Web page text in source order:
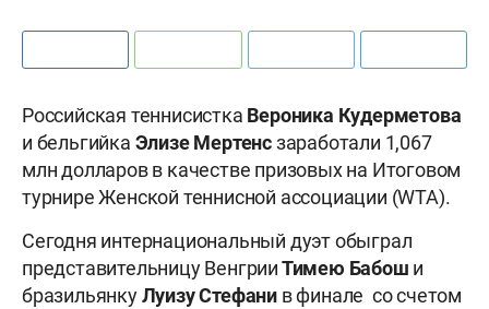
Российская теннисистка Вероника Кудерметова
и бельгийка Элизе Мертенсзаработали 1,067
млн долларов в качестве призовых на Итоговом
турнире Женской теннисной ассоциации (WTA).
Сегодня интернациональный дуэт обыграл
представительницу ВенгрииТимею Бабош и
бразильянкуЛуизу Стефани в финале со счетом